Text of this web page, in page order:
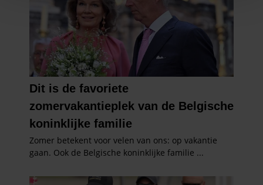
personaliseren, om functies voor social media te bieden
en om ons websiteverkeer te analyseren. Ook delen we
informatie over uw gebruik van onze site met onze
partners voor social media, adverteren en analyse. Deze
partners kunnen deze gegevens combineren met andere
informatie die u aan ze heeft verstrekt of die ze hebben
verzameld op basis van uw gebruik van hun services. U
gaat akkoord met onze cookies als u onze website blijft
gebruiken.